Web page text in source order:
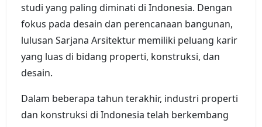
studi yang paling diminati di Indonesia. Dengan
fokus pada desain dan perencanaan bangunan,
lulusan Sarjana Arsitektur memiliki peluang karir
yang luas di bidang properti, konstruksi, dan
desain.
Dalam beberapa tahun terakhir, industri properti
dan konstruksi di Indonesia telah berkembang